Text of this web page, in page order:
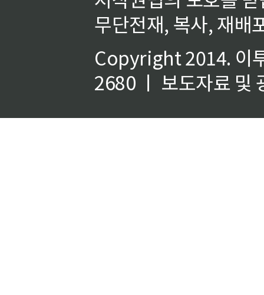
무단전재, 복사, 재배
Copyright 2014. 이
2680 ㅣ 보도자료